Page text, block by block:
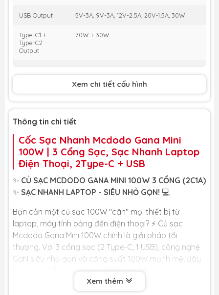
USB Output 5V-3A, 9V-3A, 12V-2.5A, 20V-1.5A, 30W
Type-C1 +
Type-C2
Output
70W + 30W
Kích thước 105.24 x 35.17 x 50.16mm
Chất liệu Nhựa PC chống cháy
Trọng lượng 277g
Xem chi tiết cấu hình
Thông tin chi tiết
Cốc Sạc Nhanh Mcdodo Gana Mini
100W | 3 Cổng Sạc, Sạc Nhanh Laptop
Điện Thoại, 2Type-C + USB
✨ CỦ SẠC MCDODO GANA MINI 100W 3 CỔNG (2C1A)
✨ SẠC NHANH LAPTOP - SIÊU NHỎ GỌN! 💻
Bạn cần một củ sạc 100W "cân" mọi thiết bị từ
laptop, máy tính bảng đến điện thoại? ⚡ Củ sạc
Mcdodo Gana Mini 100W chính là giải pháp tối
thượng. Với 3 cổng sạc (2 Type-C, 1 USB), công nghệ
GaN siêu nhỏ gọn và công suất 100W mạnh mẽ, đây
là củ sạc "all-in-one" duy nhất bạn cần cho mọi
Xem thêm